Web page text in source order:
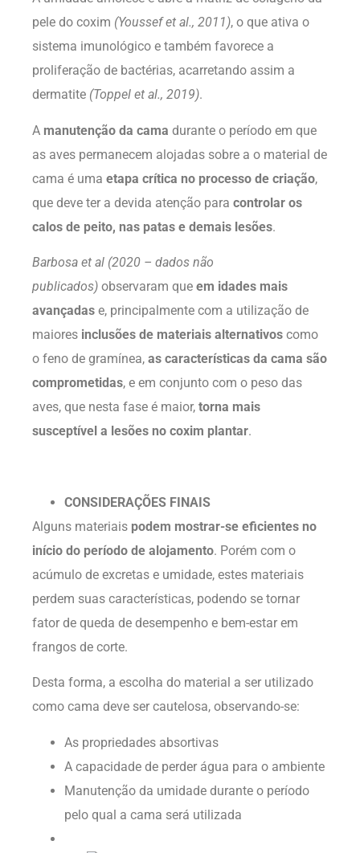
pele do coxim (Youssef et al., 2011), o que ativa o
sistema imunológico e também favorece a
proliferação de bactérias, acarretando assim a
dermatite (Toppel et al., 2019).
A manutenção da cama durante o período em que
as aves permanecem alojadas sobre a o material de
cama é uma etapa crítica no processo de criação,
que deve ter a devida atenção para controlar os
calos de peito, nas patas e demais lesões.
Barbosa et al (2020 – dados não
publicados) observaram que em idades mais
avançadas e, principalmente com a utilização de
maiores inclusões de materiais alternativos como
o feno de gramínea, as características da cama são
comprometidas, e em conjunto com o peso das
aves, que nesta fase é maior, torna mais
susceptível a lesões no coxim plantar.
CONSIDERAÇÕES FINAIS
Alguns materiais podem mostrar-se eficientes no
início do período de alojamento. Porém com o
acúmulo de excretas e umidade, estes materiais
perdem suas características, podendo se tornar
fator de queda de desempenho e bem-estar em
frangos de corte.
Desta forma, a escolha do material a ser utilizado
como cama deve ser cautelosa, observando-se:
As propriedades absortivas
A capacidade de perder água para o ambiente
Manutenção da umidade durante o período
pelo qual a cama será utilizada